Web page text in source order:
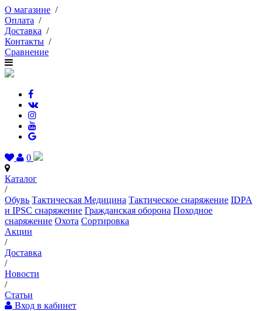
О магазине /
Оплата /
Доставка /
Контакты /
Сравнение
0
Каталог
/
Обувь Тактическая Медицина Тактическое снаряжение IDPA
и IPSC снаряжение Гражданская оборона Походное
снаряжение Охота Сортировка
Акции
/
Доставка
/
Новости
/
Статьи
Вход в кабинет